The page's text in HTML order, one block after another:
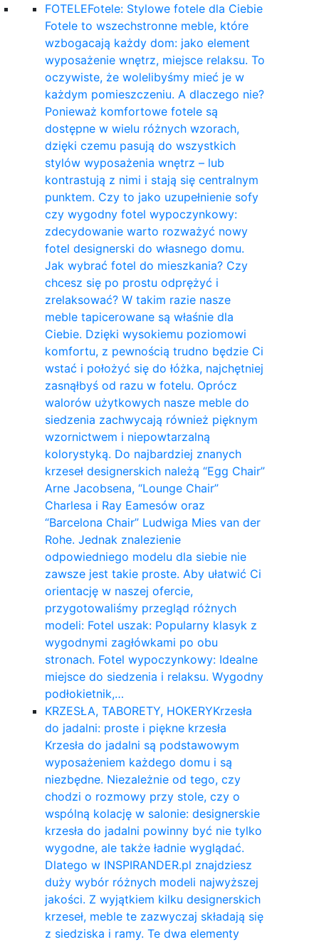
FOTELEFotele: Stylowe fotele dla Ciebie
Fotele to wszechstronne meble, które
wzbogacają każdy dom: jako element
wyposażenie wnętrz, miejsce relaksu. To
oczywiste, że wolelibyśmy mieć je w
każdym pomieszczeniu. A dlaczego nie?
Ponieważ komfortowe fotele są
dostępne w wielu różnych wzorach,
dzięki czemu pasują do wszystkich
stylów wyposażenia wnętrz – lub
kontrastują z nimi i stają się centralnym
punktem. Czy to jako uzupełnienie sofy
czy wygodny fotel wypoczynkowy:
zdecydowanie warto rozważyć nowy
fotel designerski do własnego domu.
Jak wybrać fotel do mieszkania? Czy
chcesz się po prostu odprężyć i
zrelaksować? W takim razie nasze
meble tapicerowane są właśnie dla
Ciebie. Dzięki wysokiemu poziomowi
komfortu, z pewnością trudno będzie Ci
wstać i położyć się do łóżka, najchętniej
zasnąłbyś od razu w fotelu. Oprócz
walorów użytkowych nasze meble do
siedzenia zachwycają również pięknym
wzornictwem i niepowtarzalną
kolorystyką. Do najbardziej znanych
krzeseł designerskich należą “Egg Chair”
Arne Jacobsena, “Lounge Chair”
Charlesa i Ray Eamesów oraz
“Barcelona Chair” Ludwiga Mies van der
Rohe. Jednak znalezienie
odpowiedniego modelu dla siebie nie
zawsze jest takie proste. Aby ułatwić Ci
orientację w naszej ofercie,
przygotowaliśmy przegląd różnych
modeli: Fotel uszak: Popularny klasyk z
wygodnymi zagłówkami po obu
stronach. Fotel wypoczynkowy: Idealne
miejsce do siedzenia i relaksu. Wygodny
podłokietnik,…
KRZESŁA, TABORETY, HOKERYKrzesła
do jadalni: proste i piękne krzesła
Krzesła do jadalni są podstawowym
wyposażeniem każdego domu i są
niezbędne. Niezależnie od tego, czy
chodzi o rozmowy przy stole, czy o
wspólną kolację w salonie: designerskie
krzesła do jadalni powinny być nie tylko
wygodne, ale także ładnie wyglądać.
Dlatego w INSPIRANDER.pl znajdziesz
duży wybór różnych modeli najwyższej
jakości. Z wyjątkiem kilku designerskich
krzeseł, meble te zazwyczaj składają się
z siedziska i ramy. Te dwa elementy